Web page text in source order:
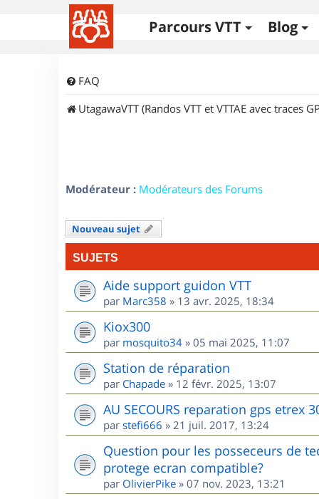
Parcours VTT Blog
FAQ
UtagawaVTT (Randos VTT et VTTAE avec traces
Modérateur : Modérateurs des Forums
Nouveau sujet
SUJETS
Aide support guidon VTT
par Marc358 » 13 avr. 2025, 18:34
Kiox300
par mosquito34 » 05 mai 2025, 11:07
Station de réparation
par Chapade » 12 févr. 2025, 13:07
AU SECOURS reparation gps etrex
par stefi666 » 21 juil. 2017, 13:24
Question pour les posseceurs de
protege ecran compatible?
par OlivierPike » 07 nov. 2023, 13:21